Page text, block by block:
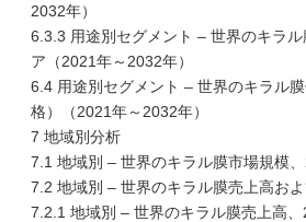
2032年）
6.3.3 用途別セグメント – 世界のキラ
ア（2021年～2032年）
6.4 用途別セグメント – 世界のキラル
格）（2021年～2032年）
7 地域別分析
7.1 地域別 – 世界のキラル膜市場規模
7.2 地域別 – 世界のキラル膜売上高およ
7.2.1 地域別 – 世界のキラル膜売上高